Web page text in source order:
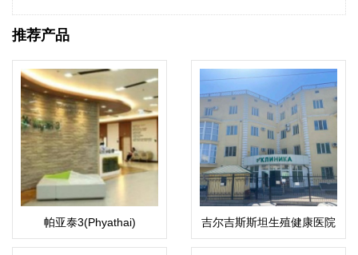
推荐产品
帕亚泰3(Phyathai) 吉尔吉斯斯坦生殖健康医院